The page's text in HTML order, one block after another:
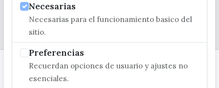
Necesarias
Necesarias para el funcionamiento basico del
sitio.
Preferencias
Recuerdan opciones de usuario y ajustes no
esenciales.